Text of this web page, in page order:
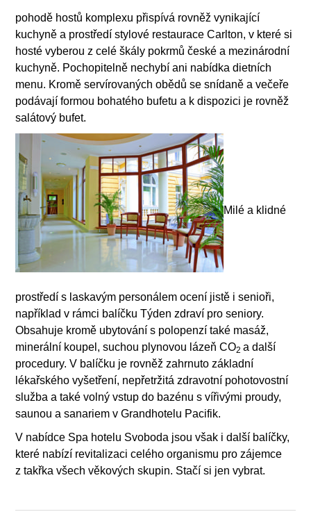
pohodě hostů komplexu přispívá rovněž vynikající
kuchyně a prostředí stylové restaurace Carlton, v které si
hosté vyberou z celé škály pokrmů české a mezinárodní
kuchyně. Pochopitelně nechybí ani nabídka dietních
menu. Kromě servírovaných obědů se snídaně a večeře
podávají formou bohatého bufetu a k dispozici je rovněž
salátový bufet.
Milé a klidné
prostředí s laskavým personálem ocení jistě i senioři,
například v rámci balíčku Týden zdraví pro seniory.
Obsahuje kromě ubytování s polopenzí také masáž,
minerální koupel, suchou plynovou lázeň CO2a další
procedury. V balíčku je rovněž zahrnuto základní
lékařského vyšetření, nepřetržitá zdravotní pohotovostní
služba a také volný vstup do bazénu s vířivými proudy,
saunou a sanariem v Grandhotelu Pacifik.
V nabídce Spa hotelu Svoboda jsou však i další balíčky,
které nabízí revitalizaci celého organismu pro zájemce
z takřka všech věkových skupin. Stačí si jen vybrat.